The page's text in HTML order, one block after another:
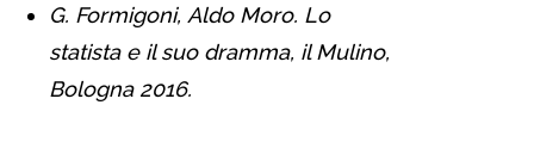
G. Formigoni, Aldo Moro. Lo
statista e il suo dramma, il Mulino,
Bologna 2016.